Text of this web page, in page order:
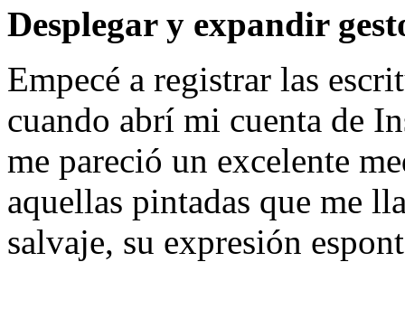
Desplegar y expandir
Empecé a registrar las
cuando abrí mi cuenta de
me pareció un excelente
aquellas pintadas que me
salvaje, su expresión